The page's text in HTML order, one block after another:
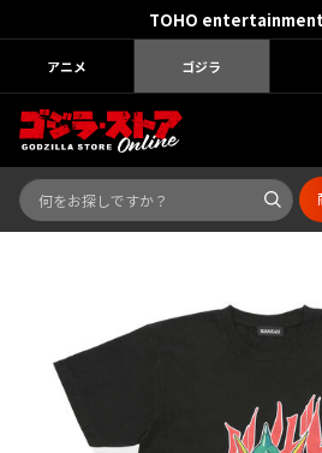
TOHO entertainment
アニメ ゴジラ